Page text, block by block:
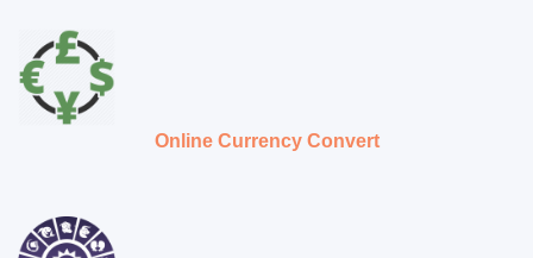
Online Currency Convert